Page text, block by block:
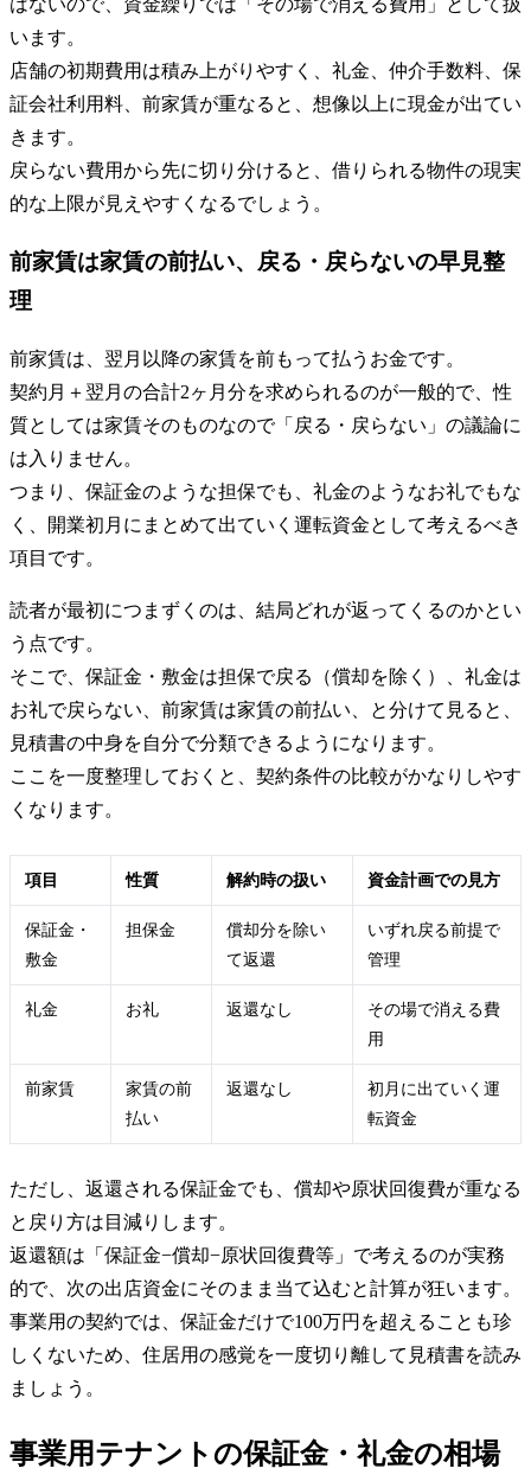
います。
店舗の初期費用は積み上がりやすく、礼金、仲介手数料、保
証会社利用料、前家賃が重なると、想像以上に現金が出てい
きます。
戻らない費用から先に切り分けると、借りられる物件の現実
的な上限が見えやすくなるでしょう。
前家賃は家賃の前払い、戻る・戻らないの早見整
理
前家賃は、翌月以降の家賃を前もって払うお金です。
契約月＋翌月の合計2ヶ月分を求められるのが一般的で、性
質としては家賃そのものなので「戻る・戻らない」の議論に
は入りません。
つまり、保証金のような担保でも、礼金のようなお礼でもな
く、開業初月にまとめて出ていく運転資金として考えるべき
項目です。
読者が最初につまずくのは、結局どれが返ってくるのかとい
う点です。
そこで、保証金・敷金は担保で戻る（償却を除く）、礼金は
お礼で戻らない、前家賃は家賃の前払い、と分けて見ると、
見積書の中身を自分で分類できるようになります。
ここを一度整理しておくと、契約条件の比較がかなりしやす
くなります。
項目 性質 解約時の扱い 資金計画での見方
保証金・
敷金
担保金
償却分を除い
て返還
いずれ戻る前提で
管理
礼金 お礼 返還なし
その場で消える費
用
前家賃
家賃の前
払い
返還なし
初月に出ていく運
転資金
ただし、返還される保証金でも、償却や原状回復費が重なる
と戻り方は目減りします。
返還額は「保証金−償却−原状回復費等」で考えるのが実務
的で、次の出店資金にそのまま当て込むと計算が狂います。
事業用の契約では、保証金だけで100万円を超えることも珍
しくないため、住居用の感覚を一度切り離して見積書を読み
ましょう。
事業用テナントの保証金・礼金の相場